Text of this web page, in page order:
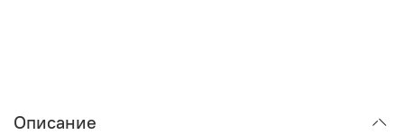
Описание